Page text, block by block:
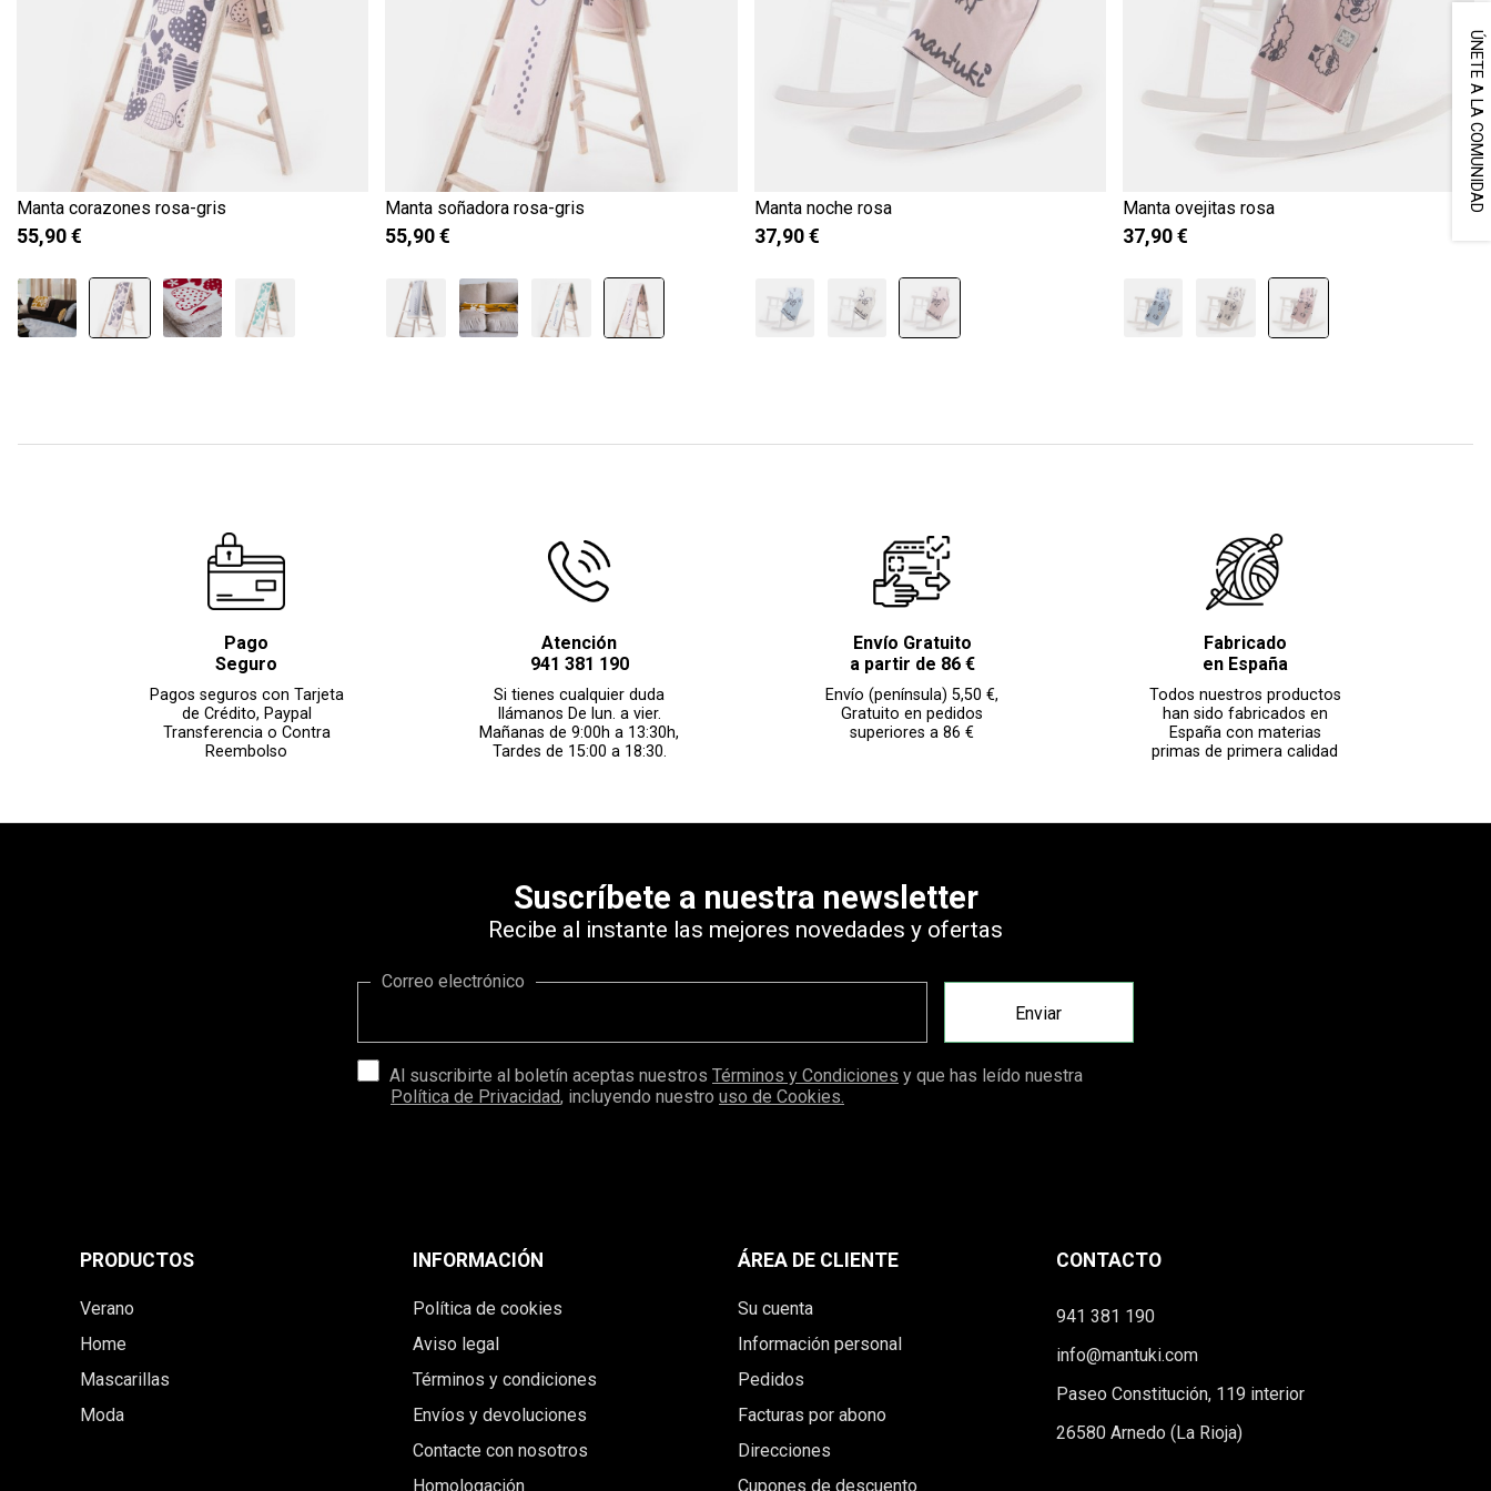
Manta corazones rosa-gris
55,90 €
Manta soñadora rosa-gris
55,90 €
Manta noche rosa
37,90 €
Manta ovejitas rosa
37,90 €
Pago
Seguro
Pagos seguros con Tarjeta
de Crédito, Paypal
Transferencia o Contra
Reembolso
Atención
941 381 190
Si tienes cualquier duda
llámanos De lun. a vier.
Mañanas de 9:00h a 13:30h,
Tardes de 15:00 a 18:30.
Envío Gratuito
a partir de 86 €
Envío (península) 5,50 €,
Gratuito en pedidos
superiores a 86 €
Fabricado
en España
Todos nuestros productos
han sido fabricados en
España con materias
primas de primera calidad
Suscríbete a nuestra newsletter
Recibe al instante las mejores novedades y ofertas
Correo electrónico
Al suscribirte al boletín aceptas nuestros Términos y Condiciones y que has leído nuestra
Política de Privacidad, incluyendo nuestro uso de Cookies.
ÚNETE A LA COMUNIDAD
PRODUCTOS
Verano
Home
Mascarillas
Moda
INFORMACIÓN
Política de cookies
Aviso legal
Términos y condiciones
Envíos y devoluciones
Contacte con nosotros
Homologación
ÁREA DE CLIENTE
Su cuenta
Información personal
Pedidos
Facturas por abono
Direcciones
Cupones de descuento
CONTACTO
941 381 190
info@mantuki.com
Paseo Constitución, 119 interior
26580 Arnedo (La Rioja)